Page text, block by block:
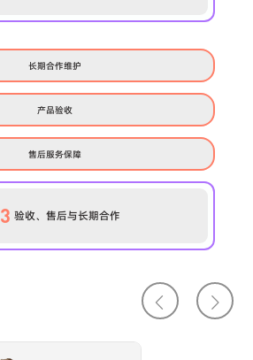
长期合作维护
产品验收
售后服务保障
3 验收、售后与长期合作